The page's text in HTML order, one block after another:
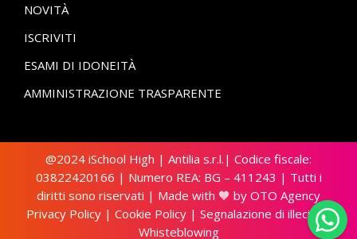
NOVITÀ
ISCRIVITI
ESAMI DI IDONEITÀ
AMMINISTRAZIONE TRASPARENTE
@2024 iSchool High | Antilia s.r.l.| Codice fiscale:
03822420166 | Numero REA: BG – 411243 | Tutti i
diritti sono riservati | Made with 🧡 by OTO Agency
Privacy Policy| Cookie Policy| Segnalazione di illecito –
Whisteblowing